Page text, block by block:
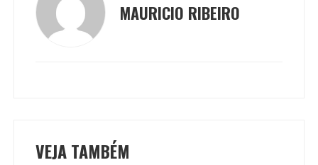
MAURICIO RIBEIRO
VEJA TAMBÉM